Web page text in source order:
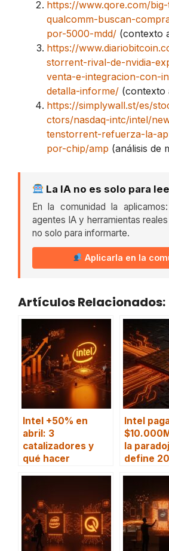
https://www.qore.com/
qualcomm-buscan-
por-5000-mdd/ (contexto
https://
storrent-rival-de-nvidia-
venta-e-integracion-con-
detalla-informe/ (contexto
https://simplywall.st/es/
ctors/nasdaq-intc/intel/
tenstorrent-refuerza-la-
por-chip/amp (análisis de
La IA no es solo para
En la comunidad la
agentes IA y herramientas
no solo para informarte.
Aplicarla en la
Artículos Relacionados:
Intel +50% en
abril: 3
catalizadores y
qué hacer
Intel
la
define